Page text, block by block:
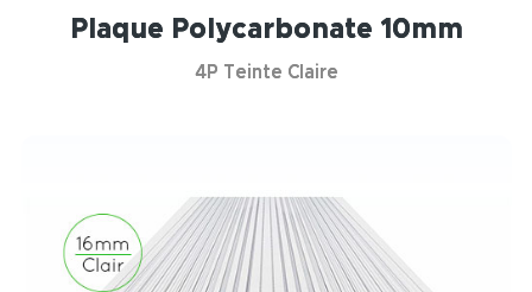
Plaque Polycarbonate 10mm
4P Teinte Claire